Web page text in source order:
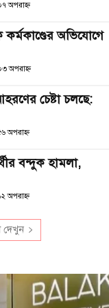
অপরাহ্ণ
অভিযোগে
অপরাহ্ণ
চেষ্টা চলছে:
অপরাহ্ণ
বন্দুক হামলা,
অপরাহ্ণ